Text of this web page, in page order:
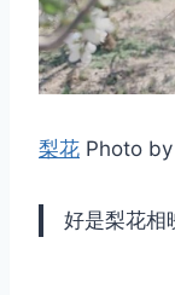
梨花 Photo by
好是梨花相